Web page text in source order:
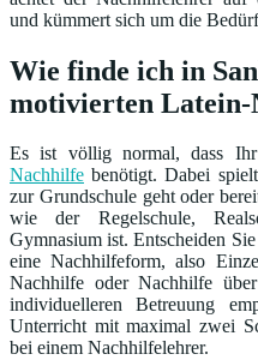
und kümmert sich um die
Wie finde ich in
motivierten
Es ist völlig normal, dass
Nachhilfe benötigt. Dabei
zur Grundschule geht oder
wie der Regelschule,
Gymnasium ist. Entscheiden
eine Nachhilfeform, also
Nachhilfe oder Nachhilfe
individuelleren Betreuung
Unterricht mit maximal zwei
bei einem Nachhilfelehrer.